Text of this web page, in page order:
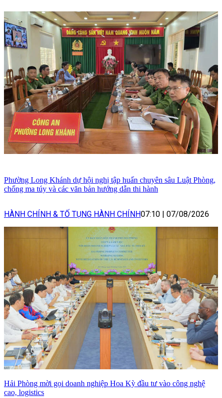
Phường Long Khánh dự hội nghị tập huấn chuyên sâu Luật Phòng,
chống ma túy và các văn bản hướng dẫn thi hành
HÀNH CHÍNH & TỐ TỤNG HÀNH CHÍNH07:10 07/08/2026
Hải Phòng mời gọi doanh nghiệp Hoa Kỳ đầu tư vào công nghệ
cao, logistics